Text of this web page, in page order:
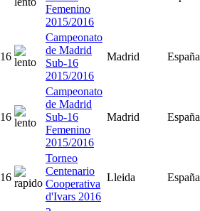
Femenino
2015/2016
Campeonato
de Madrid
Sub-16
2015/2016
Madrid España
Campeonato
de Madrid
Sub-16
Femenino
2015/2016
Madrid España
Torneo
Centenario
Cooperativa
d'Ivars 2016
Lleida España